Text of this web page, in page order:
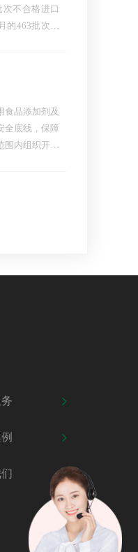
不合格进口
的463批次环
食品添加剂及
全底线，保障
围内组织开展